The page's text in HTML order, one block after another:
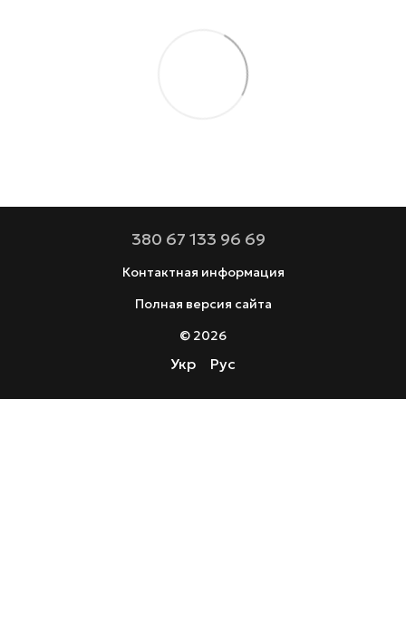
380 67 133 96 69
Контактная информация
Полная версия сайта
© 2026
Укр Рус